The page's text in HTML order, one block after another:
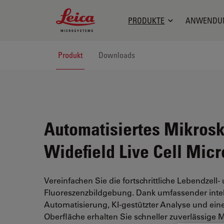
Leica Microsystems Logo
PRODUKTE
Produkt Downloads
Automatisiertes
Widefield Live Cell
Vereinfachen Sie die fortschrittliche Lebendzell-
Fluoreszenzbildgebung. Dank umfassender
Automatisierung, KI-gestützter Analyse und
Oberfläche erhalten Sie schneller zuverlässige